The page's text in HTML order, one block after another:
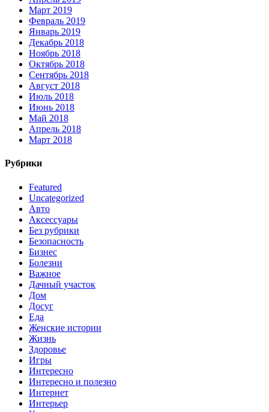
Март 2019
Февраль 2019
Январь 2019
Декабрь 2018
Ноябрь 2018
Октябрь 2018
Сентябрь 2018
Август 2018
Июль 2018
Июнь 2018
Май 2018
Апрель 2018
Март 2018
Рубрики
Featured
Uncategorized
Авто
Аксессуары
Без рубрики
Безопасность
Бизнес
Болезни
Важное
Дачный участок
Дом
Досуг
Еда
Женские истории
Жизнь
Здоровье
Игры
Интересно
Интересно и полезно
Интернет
Интерьер